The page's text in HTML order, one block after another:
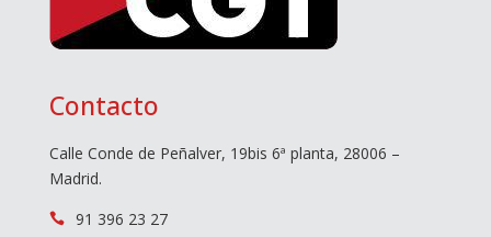
Contacto
Calle Conde de Peñalver, 19bis 6ª planta, 28006 –
Madrid.
 91 396 23 27